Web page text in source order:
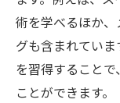
術を学べるほか
グも含まれてい
を習得すること
ことができます。